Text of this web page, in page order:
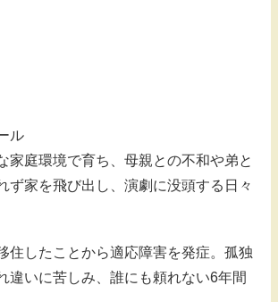
ル
家庭環境で育ち、母親との不和や弟と
ず家を飛び出し、演劇に没頭する日々
住したことから適応障害を発症。孤独
違いに苦しみ、誰にも頼れない6年間